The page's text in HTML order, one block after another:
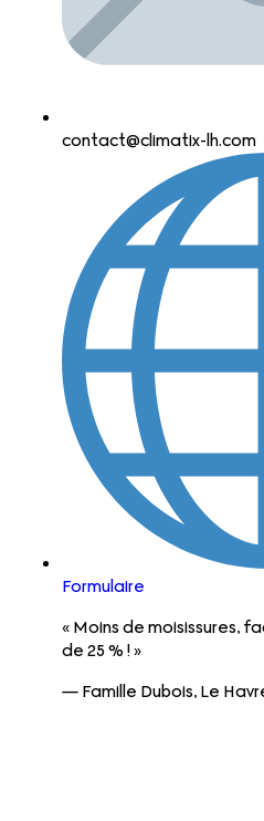
contact@climatix-lh.com
Formulaire
« Moins de moisissures,
de 25 % ! »
— Famille Dubois, Le